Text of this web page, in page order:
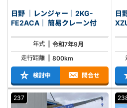
日野 ｜レンジャー｜2KG-
FE2ACA｜ 簡易クレーン付
年式
令和7年9月
走行距離
800km
検討中 問合せ
日
237